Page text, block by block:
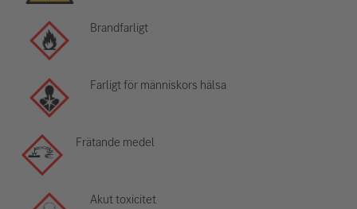
Brandfarligt
Farligt för människors hälsa
Frätande medel
Akut toxicitet